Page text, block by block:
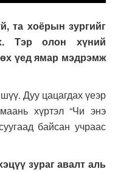
та хоёрын зургийг
Тэр олон хүний
үед ямар мэдрэмж
цацагдах үеэр
хүртэл “Чи энэ
байсан учраас
зураг авалт аль